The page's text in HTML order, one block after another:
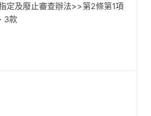
定及廢止審查辦法>>第2條第1項
3款